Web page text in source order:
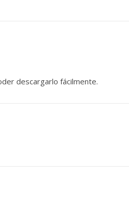
descargarlo fácilmente.